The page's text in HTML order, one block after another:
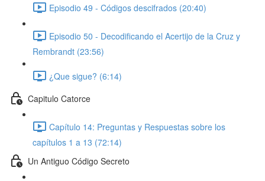
Episodio 49 - Códigos descifrados (20:40)
Episodio 50 - Decodificando el Acertijo de la Cruz y
Rembrandt (23:56)
¿Que sigue? (6:14)
Capitulo Catorce
Capítulo 14: Preguntas y Respuestas sobre los
capítulos 1 a 13 (72:14)
Un Antiguo Código Secreto